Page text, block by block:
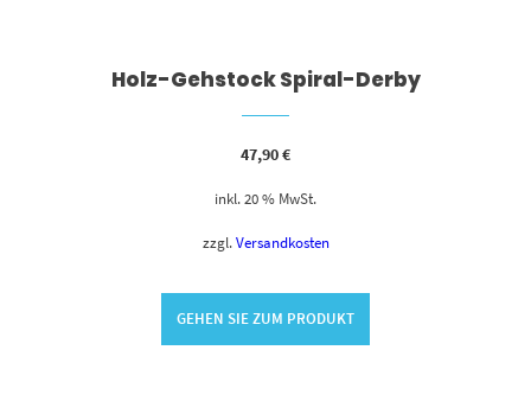
Holz-Gehstock Spiral-Derby
47,90€
inkl. 20 % MwSt.
zzgl. Versandkosten
GEHEN SIE ZUM PRODUKT